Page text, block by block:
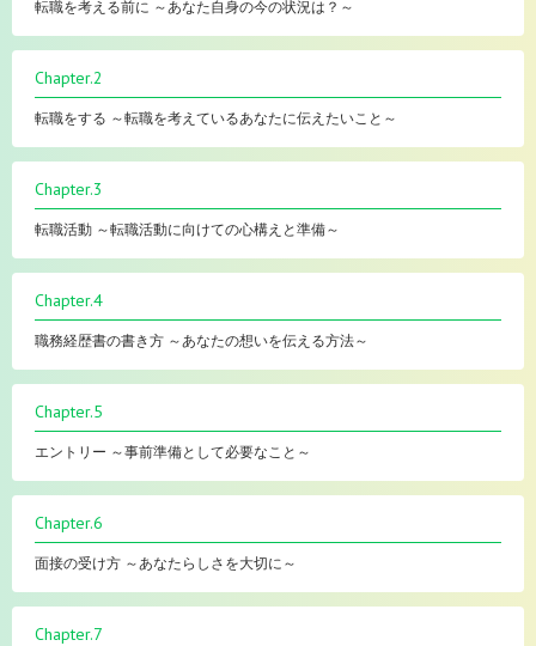
転職を考える前に ～あなた自身の今の状況は？～
Chapter.2
転職をする ～転職を考えているあなたに伝えたいこと～
Chapter.3
転職活動 ～転職活動に向けての心構えと準備～
Chapter.4
職務経歴書の書き方 ～あなたの想いを伝える方法～
Chapter.5
エントリー ～事前準備として必要なこと～
Chapter.6
面接の受け方 ～あなたらしさを大切に～
Chapter.7